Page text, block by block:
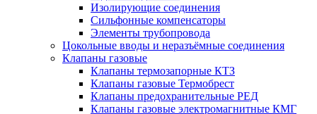
Изолирующие соединения
Сильфонные компенсаторы
Элементы трубопровода
Цокольные вводы и неразъёмные соединения
Клапаны газовые
Клапаны термозапорные КТЗ
Клапаны газовые Термобрест
Клапаны предохранительные РЕД
Клапаны газовые электромагнитные КМГ